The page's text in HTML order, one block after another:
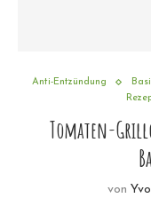
Anti-Entzündung
Tomaten-
von